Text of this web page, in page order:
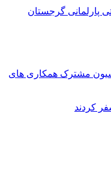
پارلمانی گرجستان
مشترک همکاری های